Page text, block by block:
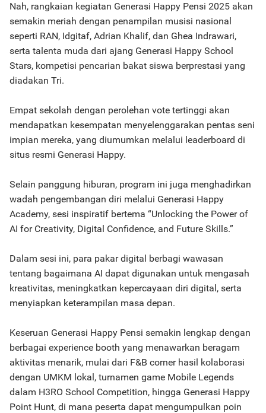
Nah, rangkaian kegiatan Generasi Happy Pensi 2025 akan
semakin meriah dengan penampilan musisi nasional
seperti RAN, Idgitaf, Adrian Khalif, dan Ghea Indrawari,
serta talenta muda dari ajang Generasi Happy School
Stars, kompetisi pencarian bakat siswa berprestasi yang
diadakan Tri.
Empat sekolah dengan perolehan vote tertinggi akan
mendapatkan kesempatan menyelenggarakan pentas seni
impian mereka, yang diumumkan melalui leaderboard di
situs resmi Generasi Happy.
Selain panggung hiburan, program ini juga menghadirkan
wadah pengembangan diri melalui Generasi Happy
Academy, sesi inspiratif bertema “Unlocking the Power of
AI for Creativity, Digital Confidence, and Future Skills.”
Dalam sesi ini, para pakar digital berbagi wawasan
tentang bagaimana AI dapat digunakan untuk mengasah
kreativitas, meningkatkan kepercayaan diri digital, serta
menyiapkan keterampilan masa depan.
Keseruan Generasi Happy Pensi semakin lengkap dengan
berbagai experience booth yang menawarkan beragam
aktivitas menarik, mulai dari F&B corner hasil kolaborasi
dengan UMKM lokal, turnamen game Mobile Legends
dalam H3RO School Competition, hingga Generasi Happy
Point Hunt, di mana peserta dapat mengumpulkan poin